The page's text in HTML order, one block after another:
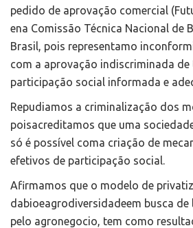
pedido de aprovação comercial
ena Comissão Técnica Nacional de
Brasil, pois representamo
com a aprovação indiscriminada de
participação social informada e
Repudiamos a criminalização dos
poisacreditamos que uma
só é possível coma criação de
efetivos de participação social.
Afirmamos que o modelo de
dabioeagrodiversidadeem busca
pelo agronegocio, tem como